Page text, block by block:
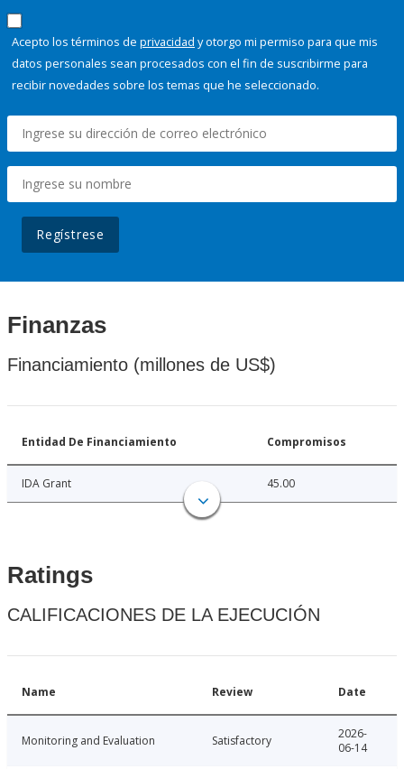
Acepto los términos de privacidad y otorgo mi permiso para que mis
datos personales sean procesados con el fin de suscribirme para
recibir novedades sobre los temas que he seleccionado.
Regístrese
Finanzas
Financiamiento (millones de US$)
Entidad De Financiamiento Compromisos
IDA Grant 45.00
Ratings
CALIFICACIONES DE LA EJECUCIÓN
Name Review Date
Monitoring and Evaluation Satisfactory
2026-
06-14